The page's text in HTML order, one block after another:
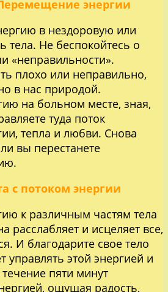
энергии
в нездоровую или
тела. Не беспокойтесь о
«неправильности».
плохо или неправильно,
в нас природой.
на больном месте, зная,
туда поток
тепла и любви. Снова
вы перестанете
с потоком энергии
к различным частям тела
расслабляет и исцеляет все,
И благодарите свое тело
управлять этой энергией и
пяти минут
ощущая радость,